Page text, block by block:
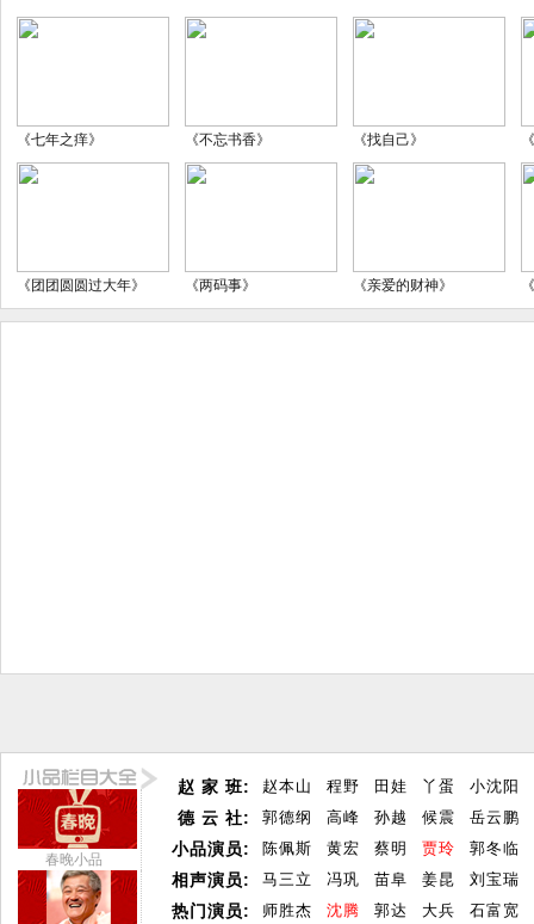
《七年之痒》 《不忘书香》 《找自己》
《团团圆圆过大年》 《两码事》 《亲爱的财神》
春晚小品
赵 家 班:
德 云 社:
小品演员:
相声演员:
热门演员:
赵本山 程野 田娃 丫蛋
小沈阳
郭德纲
高峰 孙越 候震
岳云鹏
陈佩斯
黄宏 蔡明 贾玲
郭冬临
马三立
冯巩 苗阜 姜昆
刘宝瑞
师胜杰
沈腾 郭达 大兵 石富宽